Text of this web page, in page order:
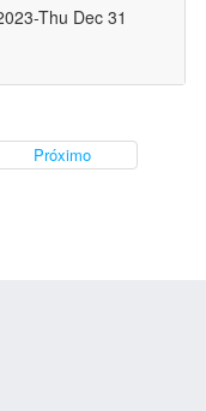
Thu Dec 31
Próximo